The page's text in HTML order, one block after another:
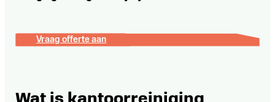
Vraag offerte aan